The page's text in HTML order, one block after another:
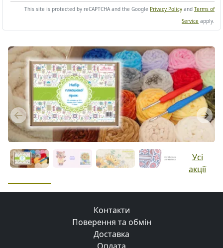
This site is protected by reCAPTCHA and the Google Privacy Policy and Terms of
Service apply.
Previous Next
Усі
акції
Контакти
Поверення та обмін
Доставка